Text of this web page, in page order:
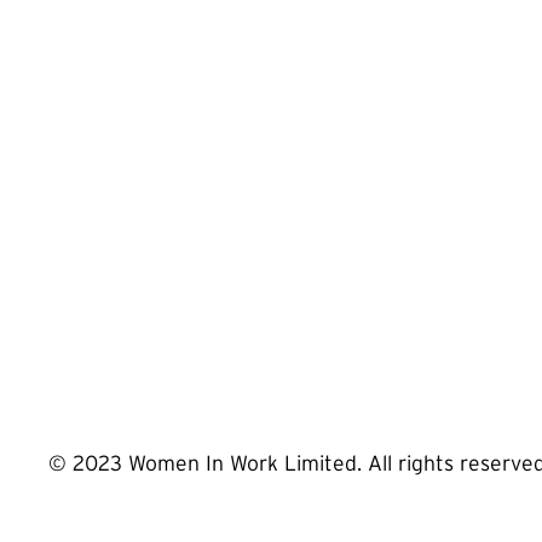
© 2023 Women In Work Limited. All rights